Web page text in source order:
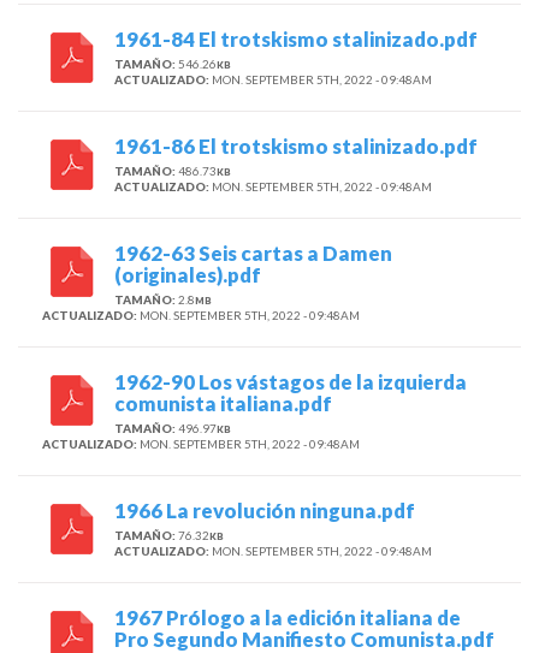
1961-84 El trotskismo stalinizado.pdf
TAMAÑO: 546.26KB
ACTUALIZADO: MON. SEPTEMBER 5TH, 2022 - 09:48AM
1961-86 El trotskismo stalinizado.pdf
TAMAÑO: 486.73KB
ACTUALIZADO: MON. SEPTEMBER 5TH, 2022 - 09:48AM
1962-63 Seis cartas a Damen
(originales).pdf
TAMAÑO: 2.8MB
ACTUALIZADO: MON. SEPTEMBER 5TH, 2022 - 09:48AM
1962-90 Los vástagos de la izquierda
comunista italiana.pdf
TAMAÑO: 496.97KB
ACTUALIZADO: MON. SEPTEMBER 5TH, 2022 - 09:48AM
1966 La revolución ninguna.pdf
TAMAÑO: 76.32KB
ACTUALIZADO: MON. SEPTEMBER 5TH, 2022 - 09:48AM
1967 Prólogo a la edición italiana de
Pro Segundo Manifiesto Comunista.pdf